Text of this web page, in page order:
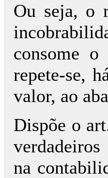
Ou seja, o
consome
repete-se,
valor, ao
Dispõe o
na